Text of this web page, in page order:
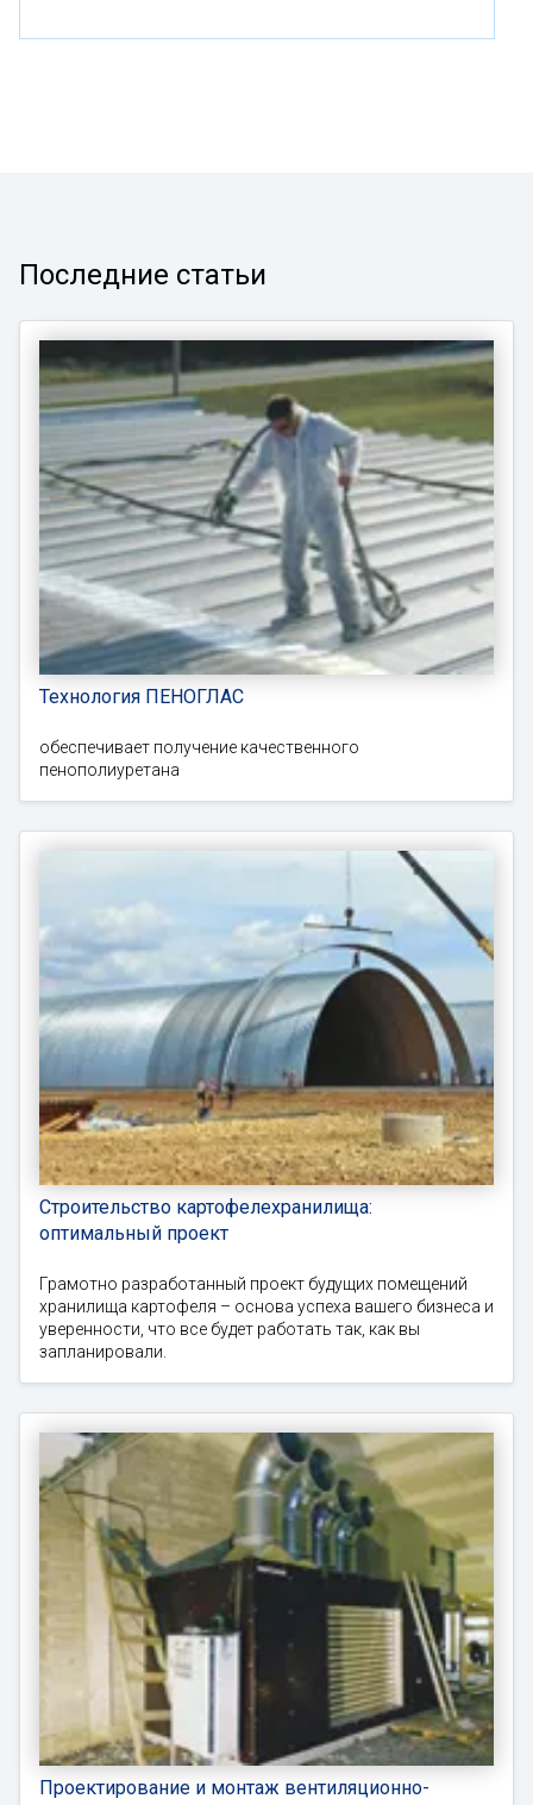
Последние статьи
Технология ПЕНОГЛАС
обеспечивает получение качественного
пенополиуретана
Строительство картофелехранилища:
оптимальный проект
Грамотно разработанный проект будущих помещений
хранилища картофеля – основа успеха вашего бизнеса и
уверенности, что все будет работать так, как вы
запланировали.
Проектирование и монтаж вентиляционно-